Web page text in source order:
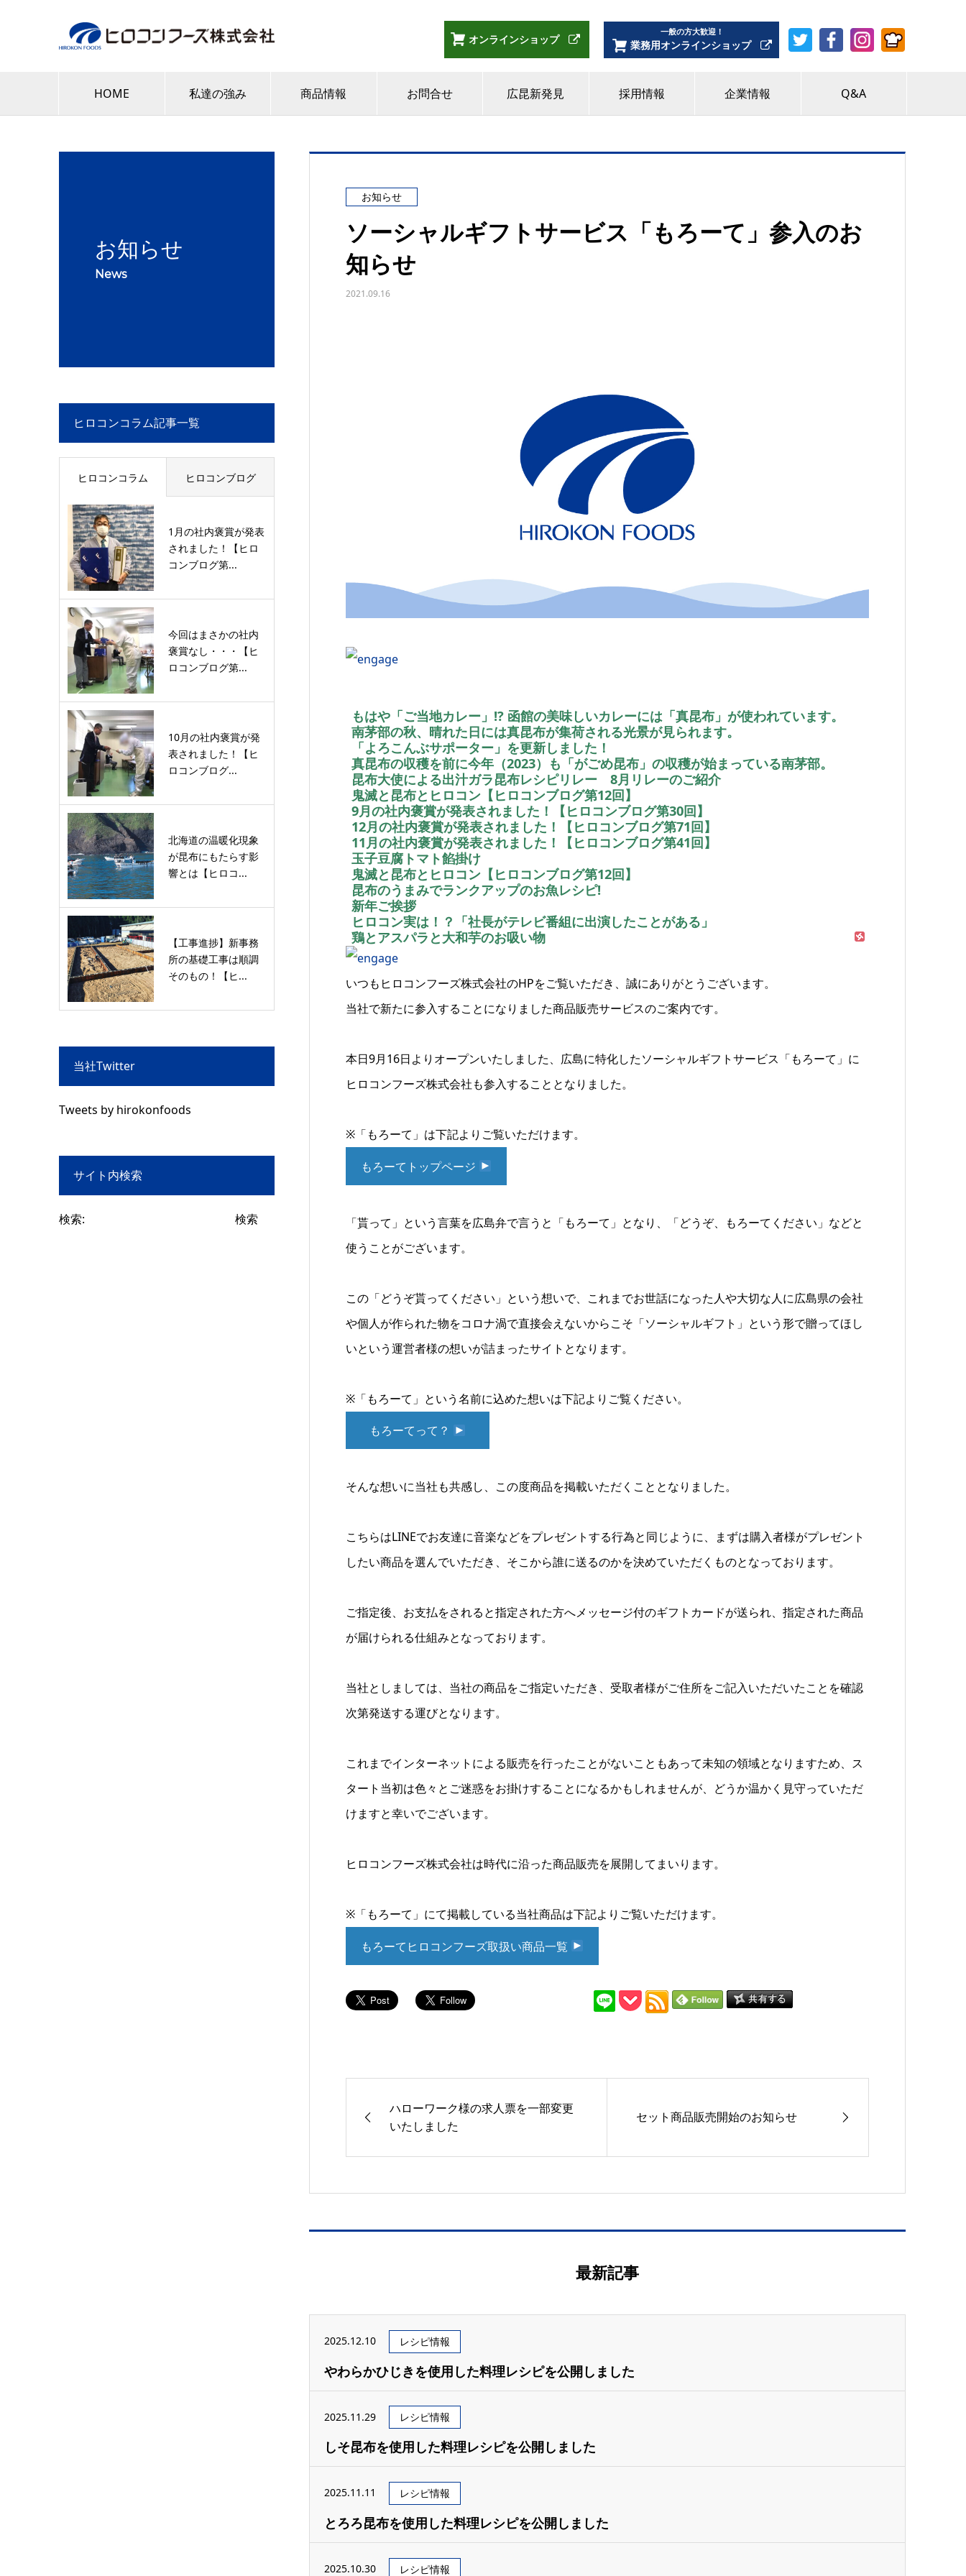
オンラインショップ
一般の方大歓迎！
業務用オンラインショップ
HOME 私達の強み 商品情報 お問合せ 広昆新発見 採用情報 企業情報 Q&A
お知らせ
News
お知らせ
ソーシャルギフトサービス「もろーて」参入のお
知らせ
2021.09.16
もはや「ご当地カレー」!? 函館の美味しいカレーには「真昆布」が使われています。
南茅部の秋、晴れた日には真昆布が集荷される光景が見られます。
「よろこんぶサポーター」を更新しました！
真昆布の収穫を前に今年（2023）も「がごめ昆布」の収穫が始まっている南茅部。
昆布大使による出汁ガラ昆布レシピリレー 8月リレーのご紹介
鬼滅と昆布とヒロコン【ヒロコンブログ第12回】
9月の社内褒賞が発表されました！【ヒロコンブログ第30回】
12月の社内褒賞が発表されました！【ヒロコンブログ第71回】
11月の社内褒賞が発表されました！【ヒロコンブログ第41回】
玉子豆腐トマト餡掛け
鬼滅と昆布とヒロコン【ヒロコンブログ第12回】
昆布のうまみでランクアップのお魚レシピ!
新年ご挨拶
ヒロコン実は！？「社長がテレビ番組に出演したことがある」
鶏とアスパラと大和芋のお吸い物
いつもヒロコンフーズ株式会社のHPをご覧いただき、誠にありがとうございます。
当社で新たに参入することになりました商品販売サービスのご案内です。
本日9月16日よりオープンいたしました、広島に特化したソーシャルギフトサービス「もろーて」に
ヒロコンフーズ株式会社も参入することとなりました。
※「もろーて」は下記よりご覧いただけます。
もろーてトップページ
「貰って」という言葉を広島弁で言うと「もろーて」となり、「どうぞ、もろーてください」などと
使うことがございます。
この「どうぞ貰ってください」という想いで、これまでお世話になった人や大切な人に広島県の会社
や個人が作られた物をコロナ渦で直接会えないからこそ「ソーシャルギフト」という形で贈ってほし
いという運営者様の想いが詰まったサイトとなります。
※「もろーて」という名前に込めた想いは下記よりご覧ください。
もろーてって？
そんな想いに当社も共感し、この度商品を掲載いただくこととなりました。
こちらはLINEでお友達に音楽などをプレゼントする行為と同じように、まずは購入者様がプレゼント
したい商品を選んでいただき、そこから誰に送るのかを決めていただくものとなっております。
ご指定後、お支払をされると指定された方へメッセージ付のギフトカードが送られ、指定された商品
が届けられる仕組みとなっております。
当社としましては、当社の商品をご指定いただき、受取者様がご住所をご記入いただいたことを確認
次第発送する運びとなります。
これまでインターネットによる販売を行ったことがないこともあって未知の領域となりますため、ス
タート当初は色々とご迷惑をお掛けすることになるかもしれませんが、どうか温かく見守っていただ
けますと幸いでございます。
ヒロコンフーズ株式会社は時代に沿った商品販売を展開してまいります。
※「もろーて」にて掲載している当社商品は下記よりご覧いただけます。
もろーてヒロコンフーズ取扱い商品一覧
ハローワーク様の求人票を一部変更
いたしました
セット商品販売開始のお知らせ
最新記事
2025.12.10 レシピ情報
やわらかひじきを使用した料理レシピを公開しました
2025.11.29 レシピ情報
しそ昆布を使用した料理レシピを公開しました
2025.11.11 レシピ情報
とろろ昆布を使用した料理レシピを公開しました
2025.10.30 レシピ情報
ヒロコンコラム記事一覧
ヒロコンコラム ヒロコンブログ
1月の社内褒賞が発表
されました！【ヒロ
コンブログ第...
今回はまさかの社内
褒賞なし・・・【ヒ
ロコンブログ第...
10月の社内褒賞が発
表されました！【ヒ
ロコンブログ...
北海道の温暖化現象
が昆布にもたらす影
響とは【ヒロコ...
【工事進捗】新事務
所の基礎工事は順調
そのもの！【ヒ...
当社Twitter
Tweets by hirokonfoods
サイト内検索
検索: